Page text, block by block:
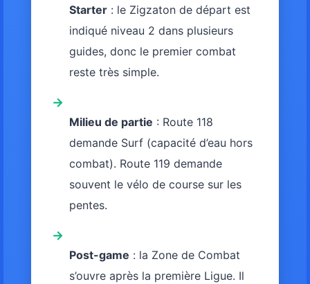
Starter : le Zigzaton de départ est
indiqué niveau 2 dans plusieurs
guides, donc le premier combat
reste très simple.
→
Milieu de partie : Route 118
demande Surf (capacité d’eau hors
combat). Route 119 demande
souvent le vélo de course sur les
pentes.
→
Post-game : la Zone de Combat
s’ouvre après la première Ligue. Il